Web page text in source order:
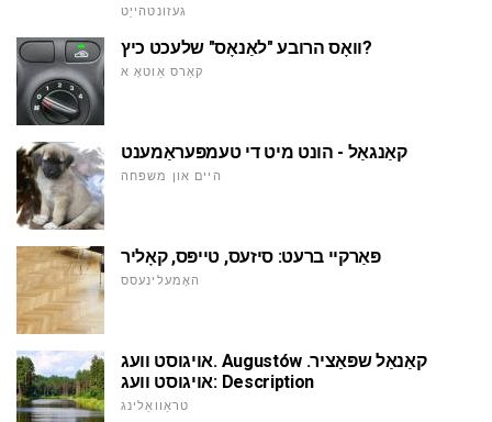
געזונטהייַט
וואָס הרובע "לאַנאָס" שלעכט כיץ?
קאַרס אַוטאָ א
קאַנגאַל - הונט מיט די טעמפּעראַמענט
היים און משפּחה
פּאַרקיי ברעט: סיזעס, טייפּס, קאָליר
האָמעלינעסס
אויגוסט וועג. Augustów קאַנאַל שפּאַציר.
אויגוסט וועג: Description
טראַוואַלינג